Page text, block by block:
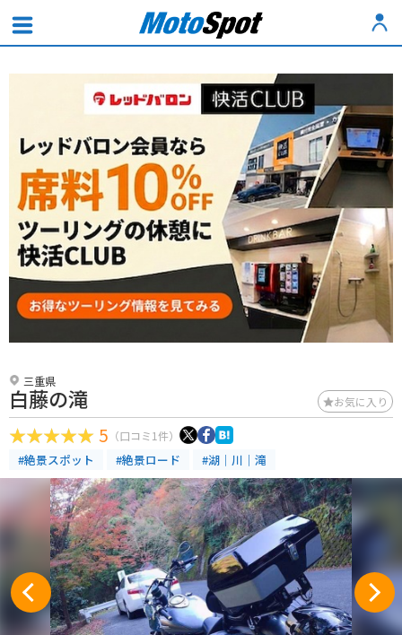
三重県
白藤の滝 お気に入り
5 （口コミ1件）
#絶景スポット #絶景ロード #湖｜川｜滝